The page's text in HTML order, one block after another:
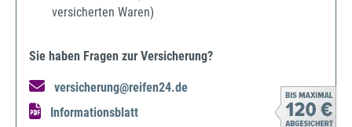
versicherten Waren)
Sie haben Fragen zur Versicherung?
versicherung@reifen24.de
Informationsblatt